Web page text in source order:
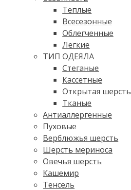
Теплые
Всесезонные
Облегченные
Легкие
ТИП ОДЕЯЛА
Стеганые
Кассетные
Открытая шерсть
Тканые
Антиаллергенные
Пуховые
Верблюжья шерсть
Шерсть мериноса
Овечья шерсть
Кашемир
Тенсель